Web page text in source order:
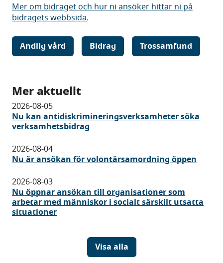
Mer om bidraget och hur ni ansöker hittar ni på
bidragets webbsida.
Andlig vård Bidrag Trossamfund
Mer aktuellt
2026-08-05
Nu kan antidiskrimineringsverksamheter söka
verksamhetsbidrag
2026-08-04
Nu är ansökan för volontärsamordning öppen
2026-08-03
Nu öppnar ansökan till organisationer som
arbetar med människor i socialt särskilt utsatta
situationer
Visa alla